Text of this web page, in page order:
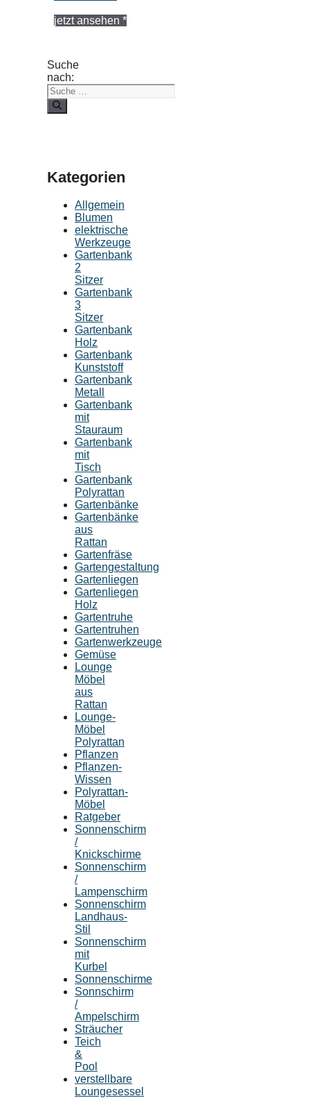
jetzt ansehen *
Suche
nach:
Kategorien
Allgemein
Blumen
elektrische
Werkzeuge
Gartenbank
2
Sitzer
Gartenbank
3
Sitzer
Gartenbank
Holz
Gartenbank
Kunststoff
Gartenbank
Metall
Gartenbank
mit
Stauraum
Gartenbank
mit
Tisch
Gartenbank
Polyrattan
Gartenbänke
Gartenbänke
aus
Rattan
Gartenfräse
Gartengestaltung
Gartenliegen
Gartenliegen
Holz
Gartentruhe
Gartentruhen
Gartenwerkzeuge
Gemüse
Lounge
Möbel
aus
Rattan
Lounge-
Möbel
Polyrattan
Pflanzen
Pflanzen-
Wissen
Polyrattan-
Möbel
Ratgeber
Sonnenschirm
/
Knickschirme
Sonnenschirm
/
Lampenschirm
Sonnenschirm
Landhaus-
Stil
Sonnenschirm
mit
Kurbel
Sonnenschirme
Sonnschirm
/
Ampelschirm
Sträucher
Teich
&
Pool
verstellbare
Loungesessel